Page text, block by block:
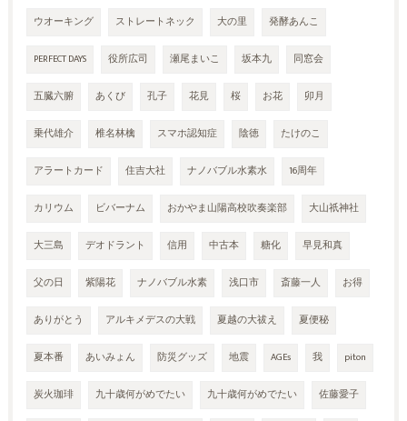
ウオーキング ストレートネック 大の里 発酵あんこ
PERFECT DAYS 役所広司 瀬尾まいこ 坂本九 同窓会
五臓六腑 あくび 孔子 花見 桜 お花 卯月
乗代雄介 椎名林檎 スマホ認知症 陰徳 たけのこ
アラートカード 住吉大社 ナノバブル水素水 16周年
カリウム ビバーナム おかやま山陽高校吹奏楽部 大山祇神社
大三島 デオドラント 信用 中古本 糖化 早見和真
父の日 紫陽花 ナノバブル水素 浅口市 斎藤一人 お得
ありがとう アルキメデスの大戦 夏越の大祓え 夏便秘
夏本番 あいみょん 防災グッズ 地震 AGEs 我 piton
炭火珈琲 九十歳何がめでたい 九十歳何がめでたい 佐藤愛子